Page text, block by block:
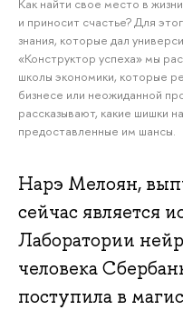
Как найти свое место в
и приносит счастье? Для
знания, которые дал
«Конструктор успеха» мы
школы экономики, которые
бизнесе или неожиданной
рассказывают, какие шишки
предоставленные им шансы.
Нарэ Мелоян,
сейчас является
Лаборатории
человека
поступила в